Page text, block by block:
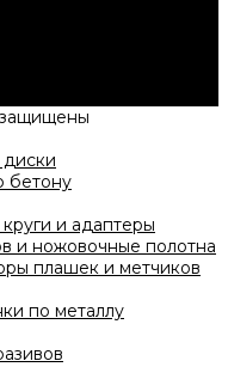
защищены
бетону
и адаптеры
и ножовочные полотна
плашек и метчиков
по металлу